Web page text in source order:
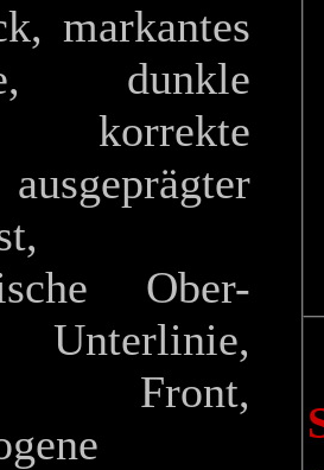
markantes
dunkle
korrekte
Ober-
Front,